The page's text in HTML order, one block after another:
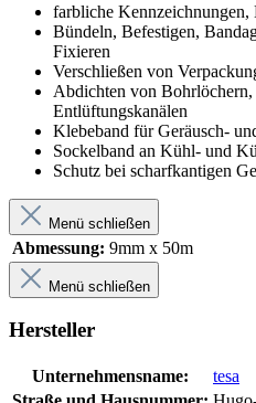
farbliche Kennzeichnungen,
Bündeln, Befestigen,
Fixieren
Verschließen von
Abdichten von
Entlüftungskanälen
Klebeband für Geräusch-
Sockelband an Kühl- und
Schutz bei scharfkantigen
Menü schließen
Abmessung: 9mm x 50m
Menü schließen
Hersteller
Unternehmensname:
tesa